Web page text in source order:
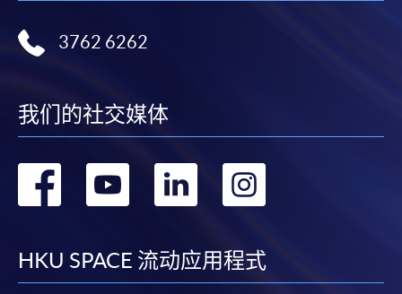
JavaScript程式瀏覽器的電腦上進行。建議選用
申請人不應閒置申請超過10分鐘。否則，申請人
必須重新開始整個申請程序。
報讀優惠，請親臨學院的報名中心報名。
在網上報名過程中，由於提交課程申請和付款在系
功被獲取錄。任何不成功的申請，課程組職員將儘
快與 閣下聯絡。
3762 6262
我们的社交媒体
转
facebook
转
youtube
转
linkedin
转
HKU SPACE 流动应用程式